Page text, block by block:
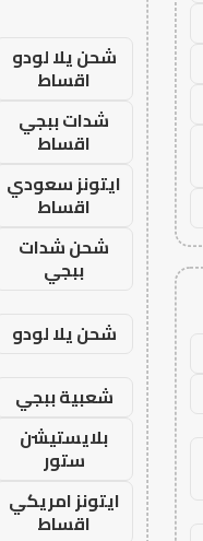
شحن يلا لودو
اقساط
شدات ببجي
اقساط
ايتونز سعودي
اقساط
شحن شدات
ببجي
شحن يلا لودو
شعبية ببجي
بلايستيشن
ستور
ايتونز امريكي
اقساط